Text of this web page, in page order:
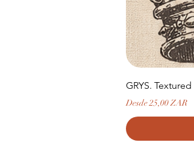
GRYS.
Desde25,00 ZAR
Precio de oferta